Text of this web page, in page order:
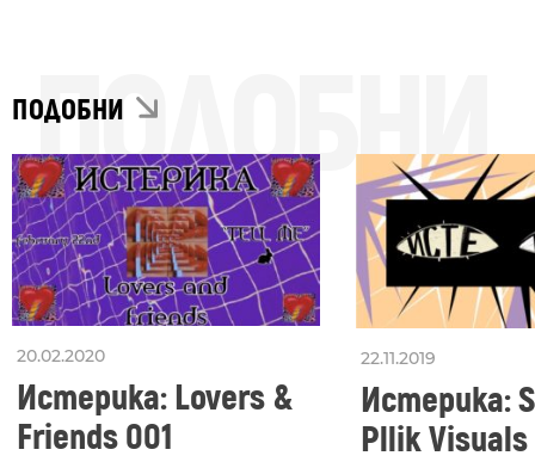
ПОДОБНИ
ПОДОБНИ
20.02.2020
Истерика: Lovers &
Friends 001
22.11.2019
Истерика:
Pllik Visuals